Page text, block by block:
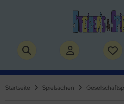
Startseite Spielsachen